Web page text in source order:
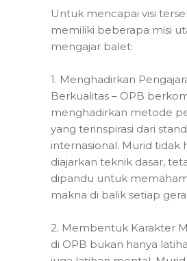
Untuk mencapai visi
memiliki beberapa misi
mengajar balet:
1. Menghadirkan
Berkualitas – OPB
menghadirkan metode
yang terinspirasi dari
internasional. Murid tidak
diajarkan teknik dasar,
dipandu untuk
makna di balik setiap
2. Membentuk Karakter
di OPB bukan hanya